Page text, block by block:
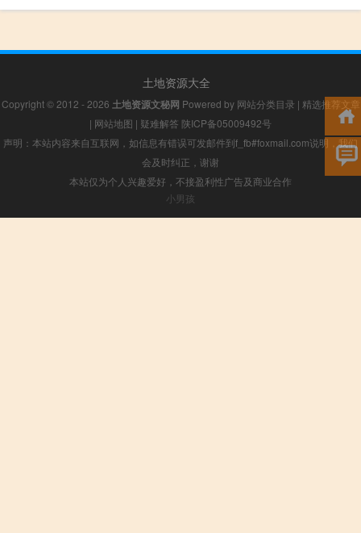
土地资源大全
Copyright © 2012 - 2026 土地资源文秘网 Powered by 网站分类目录 | 精选推荐文章
| 网站地图 | 疑难解答 陕ICP备05009492号
声明：本站内容来自互联网，如信息有错误可发邮件到f_fb#foxmail.com说明，我们
会及时纠正，谢谢
本站仅为个人兴趣爱好，不接盈利性广告及商业合作
小男孩